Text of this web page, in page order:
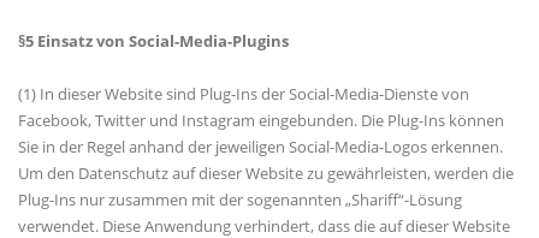
§5 Einsatz von Social-Media-Plugins
(1) In dieser Website sind Plug-Ins der Social-Media-Dienste von
Facebook, Twitter und Instagram eingebunden. Die Plug-Ins können
Sie in der Regel anhand der jeweiligen Social-Media-Logos erkennen.
Um den Datenschutz auf dieser Website zu gewährleisten, werden die
Plug-Ins nur zusammen mit der sogenannten „Shariff“-Lösung
verwendet. Diese Anwendung verhindert, dass die auf dieser Website